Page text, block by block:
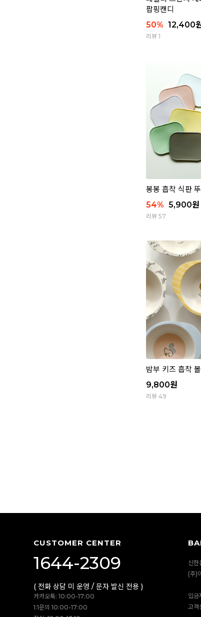
팝핑캔디
50% 12,400
리뷰 1
봉봉 흡착 식판
54% 5,900원
리뷰 57
밤부 키즈 흡착 볼
9,800원
리뷰 49
CUSTOMER CENTER
1644-2309
( 전화 상담 미 운영 / 문자 발신 전용 )
카카오톡: 10:00-17:00
1:1문의 10:00-17:00
신
(주)
입금
고객